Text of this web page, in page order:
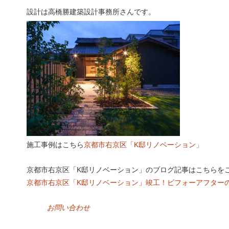
設計は高橋勝建築設計事務所さんです。
施工事例はこちら京都市右京区「K邸リノベーション」
京都市右京区「K邸リノベーション」のブログ記事はこちらを
京都市右京区「K邸リノベーション」竣工！ビフォーアフター
お問い合わせ